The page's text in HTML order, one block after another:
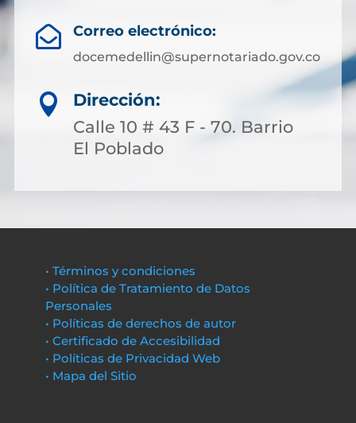
 Correo electrónico:
docemedellin@supernotariado.gov.co

Dirección:
Calle 10 # 43 F - 70. Barrio
El Poblado
• Términos y condiciones
• Política de Tratamiento de Datos
Personales
• Políticas de derechos de autor
• Certificado de Accesibilidad
• Políticas de Privacidad Web
• Mapa del Sitio